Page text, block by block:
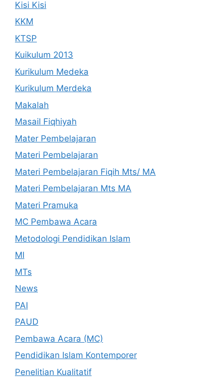
Kisi Kisi
KKM
KTSP
Kuikulum 2013
Kurikulum Medeka
Kurikulum Merdeka
Makalah
Masail Fiqhiyah
Mater Pembelajaran
Materi Pembelajaran
Materi Pembelajaran Fiqih Mts/ MA
Materi Pembelajaran Mts MA
Materi Pramuka
MC Pembawa Acara
Metodologi Pendidikan Islam
MI
MTs
News
PAI
PAUD
Pembawa Acara (MC)
Pendidikan Islam Kontemporer
Penelitian Kualitatif